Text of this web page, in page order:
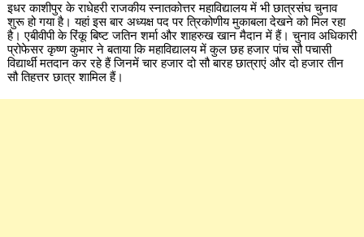
इधर काशीपुर के राधेहरी राजकीय स्नातकोत्तर महाविद्यालय में भी छात्रसंघ चुनाव
शुरू हो गया है। यहां इस बार अध्यक्ष पद पर त्रिकोणीय मुकाबला देखने को मिल रहा
है। एबीवीपी के रिंकू बिष्ट जतिन शर्मा और शाहरुख खान मैदान में हैं। चुनाव अधिकारी
प्रोफेसर कृष्ण कुमार ने बताया कि महाविद्यालय में कुल छह हजार पांच सौ पचासी
विद्यार्थी मतदान कर रहे हैं जिनमें चार हजार दो सौ बारह छात्राएं और दो हजार तीन
सौ तिहत्तर छात्र शामिल हैं।